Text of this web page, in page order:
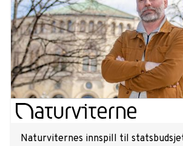
Naturviternes innspill til